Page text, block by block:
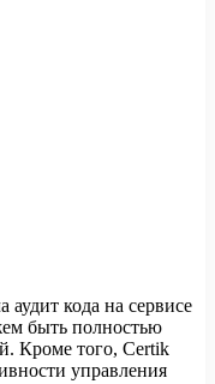
кода на сервисе
быть полностью
Кроме того, Certik
управления